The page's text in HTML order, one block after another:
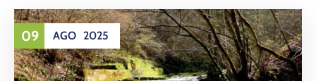
09 AGO 2025